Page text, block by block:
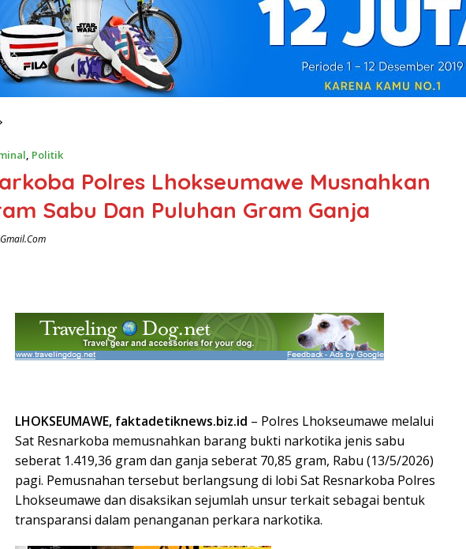
, Politik
Polres Lhokseumawe Musnahkan
Sabu Dan Puluhan Gram Ganja
LHOKSEUMAWE, faktadetiknews.biz.id – Polres Lhokseumawe melalui
Sat Resnarkoba memusnahkan barang bukti narkotika jenis sabu
seberat 1.419,36 gram dan ganja seberat 70,85 gram, Rabu (13/5/2026)
pagi. Pemusnahan tersebut berlangsung di lobi Sat Resnarkoba Polres
Lhokseumawe dan disaksikan sejumlah unsur terkait sebagai bentuk
transparansi dalam penanganan perkara narkotika.